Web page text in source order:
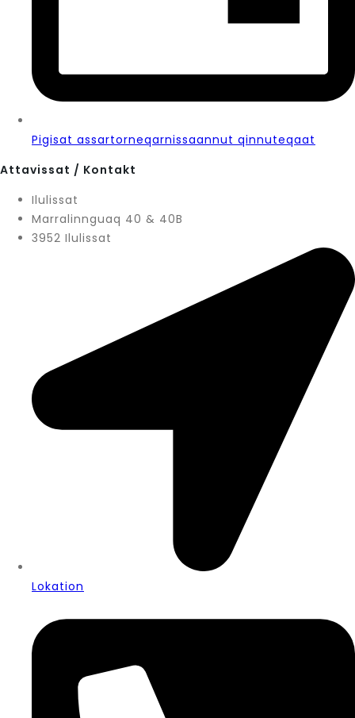
Pigisat assartorneqarnissaannut qinnuteqaat
Attavissat / Kontakt
Ilulissat
Marralinnguaq 40 & 40B
3952 Ilulissat
Lokation